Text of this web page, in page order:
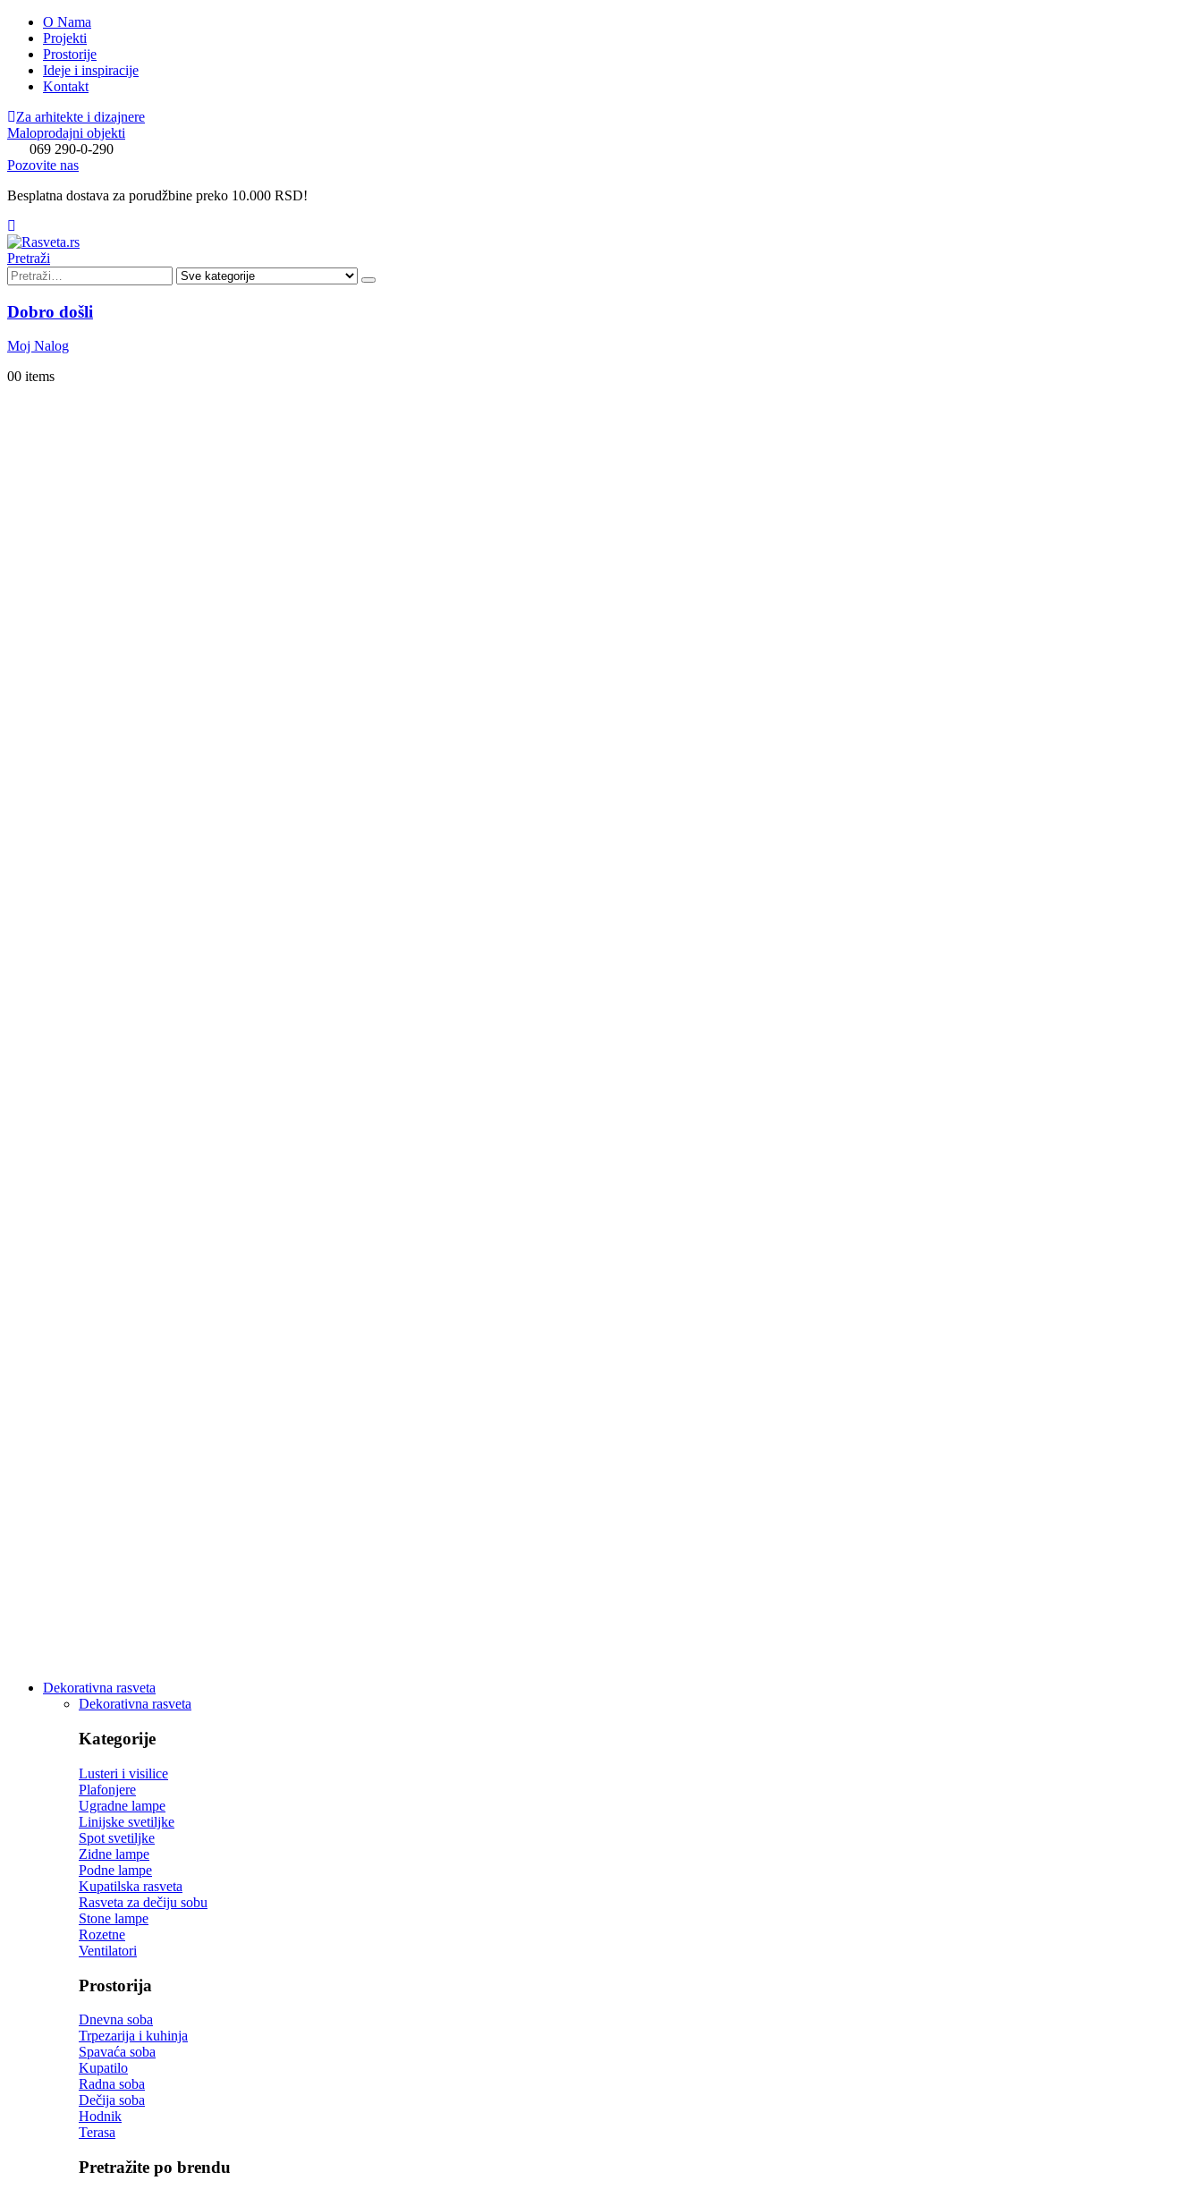
O Nama
Projekti
Prostorije
Ideje i inspiracije
Kontakt
Za arhitekte i dizajnere
Maloprodajni objekti
069 290-0-290
Pozovite nas
Besplatna dostava za porudžbine preko 10.000 RSD!
Pretraži
Dobro došli
Moj Nalog
00 items
Dekorativna rasveta
Dekorativna rasveta
Kategorije
Lusteri i visilice
Plafonjere
Ugradne lampe
Linijske svetiljke
Spot svetiljke
Zidne lampe
Podne lampe
Kupatilska rasveta
Rasveta za dečiju sobu
Stone lampe
Rozetne
Ventilatori
Prostorija
Dnevna soba
Trpezarija i kuhinja
Spavaća soba
Kupatilo
Radna soba
Dečija soba
Hodnik
Terasa
Pretražite po brendu